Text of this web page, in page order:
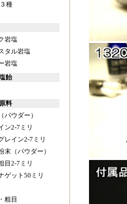
種
岩塩
タル岩塩
岩塩
飴
料
ウダー）
ン2-7ミリ
イン2-7ミリ
（パウダー）
目2-7ミリ
ット50ミリ
粗目